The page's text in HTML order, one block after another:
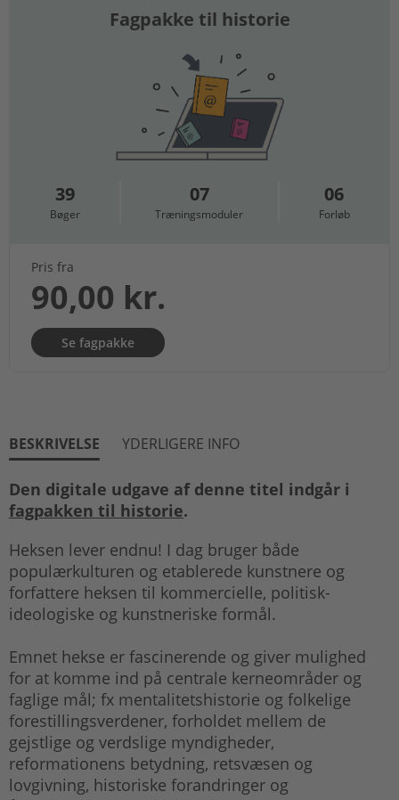
Fagpakke til historie
39
Bøger
07
Træningsmoduler
06
Forløb
Pris fra
90,00 kr.
Se fagpakke
BESKRIVELSE YDERLIGERE INFO
Den digitale udgave af denne titel indgår i
fagpakken til historie.
Heksen lever endnu! I dag bruger både
populærkulturen og etablerede kunstnere og
forfattere heksen til kommercielle, politisk-
ideologiske og kunstneriske formål.
Emnet hekse er fascinerende og giver mulighed
for at komme ind på centrale kerneområder og
faglige mål; fx mentalitetshistorie og folkelige
forestillingsverdener, forholdet mellem de
gejstlige og verdslige myndigheder,
reformationens betydning, retsvæsen og
lovgivning, historiske forandringer og